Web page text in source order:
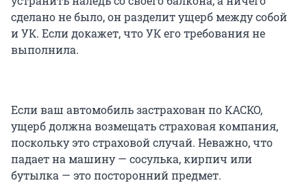
сделано не было, он разделит ущерб между собой
и УК. Если докажет, что УК его требования не
выполнила.
Если ваш автомобиль застрахован по КАСКО,
ущерб должна возмещать страховая компания,
поскольку это страховой случай. Неважно, что
падает на машину — сосулька, кирпич или
бутылка — это посторонний предмет.